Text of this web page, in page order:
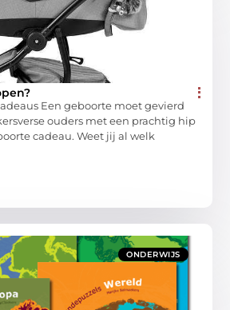
Een geboorte moet gevierd
ouders met een prachtig hip
cadeau. Weet jij al welk
ONDERWIJS